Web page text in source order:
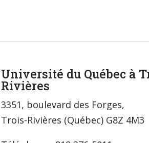
Université du Québec à
Rivières
3351, boulevard des Forges,
Trois-Rivières (Québec) G8Z 4M3